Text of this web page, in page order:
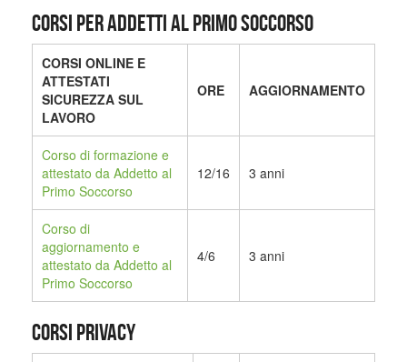
CORSI PER ADDETTI AL PRIMO SOCCORSO
CORSI ONLINE E
ATTESTATI
SICUREZZA SUL
LAVORO
ORE AGGIORNAMENTO
Corso di formazione e
attestato da Addetto al
Primo Soccorso
12/16 3 anni
Corso di
aggiornamento e
attestato da Addetto al
Primo Soccorso
4/6 3 anni
CORSI PRIVACY